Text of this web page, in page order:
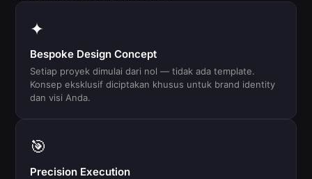
✦
Bespoke Design Concept
Setiap proyek dimulai dari nol — tidak ada template.
Konsep eksklusif diciptakan khusus untuk brand identity
dan visi Anda.
🎯
Precision Execution